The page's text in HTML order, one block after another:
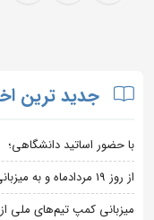
جدید ترین
با حضور اساتید دانشگاهی؛
از روز 19 مردادماه و به میزبانی کمپ تیم های ملی؛
میزبانی کمپ تیم‌های ملی